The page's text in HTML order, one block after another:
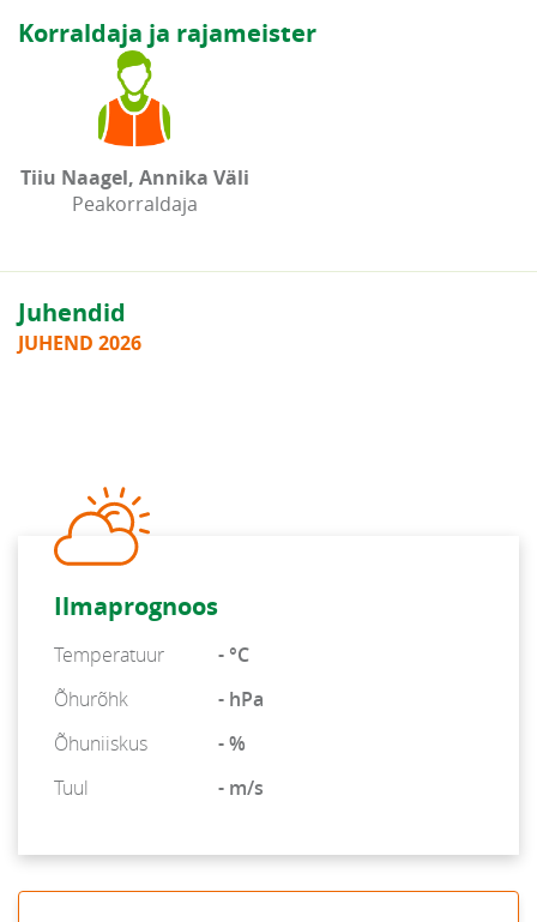
Korraldaja ja rajameister
Tiiu Naagel, Annika Väli
Peakorraldaja
Juhendid
JUHEND 2026
Ilmaprognoos
Temperatuur
- °C
Õhurõhk
- hPa
Õhuniiskus
- %
Tuul
- m/s